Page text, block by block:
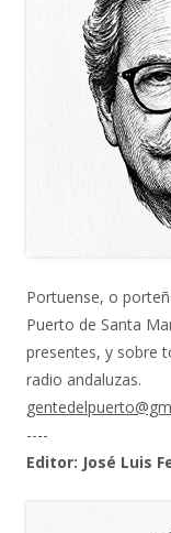
Portuense, o
Puerto de Santa
presentes, y sobre
radio andaluzas.
----
Editor: José Luis